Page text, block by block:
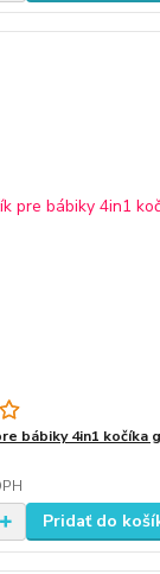
bábiky 4in1 kočíka
Pridať do